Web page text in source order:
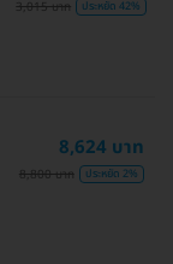
3,015 บาท ประหยัด 42%
8,624 บาท
8,800 บาท ประหยัด 2%